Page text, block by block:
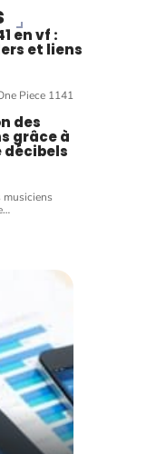
en vf :
et liens
Piece 1141
des
grâce à
musiciens
…